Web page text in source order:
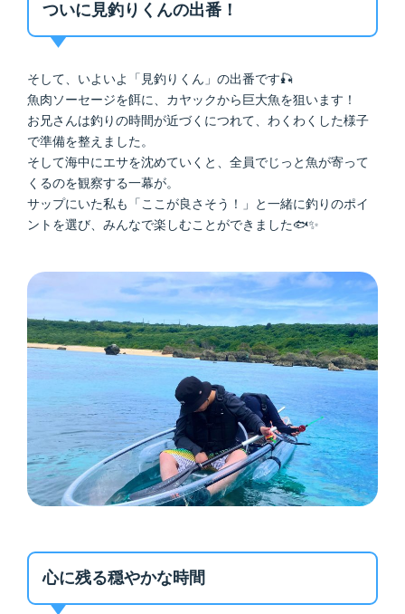
ついに見釣りくんの出番！
そして、いよいよ「見釣りくん」の出番です🎣
魚肉ソーセージを餌に、カヤックから巨大魚を狙います！
お兄さんは釣りの時間が近づくにつれて、わくわくした様子
で準備を整えました。
そして海中にエサを沈めていくと、全員でじっと魚が寄って
くるのを観察する一幕が。
サップにいた私も「ここが良さそう！」と一緒に釣りのポイ
ントを選び、みんなで楽しむことができました🐟✨
心に残る穏やかな時間